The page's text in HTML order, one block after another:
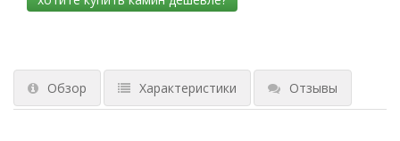
Обзор Характеристики Отзывы